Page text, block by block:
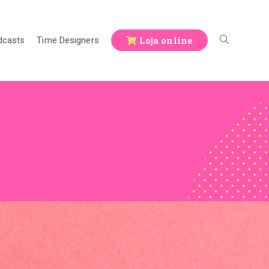
Time Designers Loja online